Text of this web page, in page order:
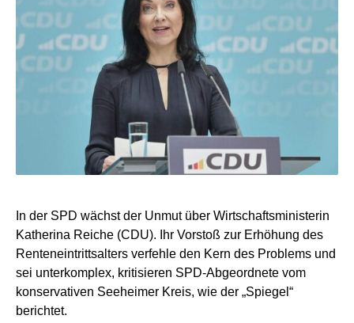
In der SPD wächst der Unmut über Wirtschaftsministerin
Katherina Reiche (CDU). Ihr Vorstoß zur Erhöhung des
Renteneintrittsalters verfehle den Kern des Problems und
sei unterkomplex, kritisieren SPD-Abgeordnete vom
konservativen Seeheimer Kreis, wie der „Spiegel“
berichtet.